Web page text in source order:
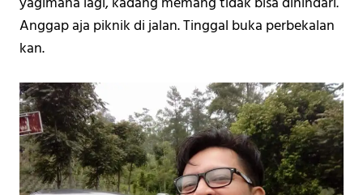
Anggap aja piknik di jalan. Tinggal buka perbekalan
kan.